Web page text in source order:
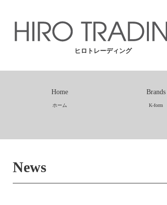
ヒロトレーディング
Home
ホーム
Brands
K-form
News